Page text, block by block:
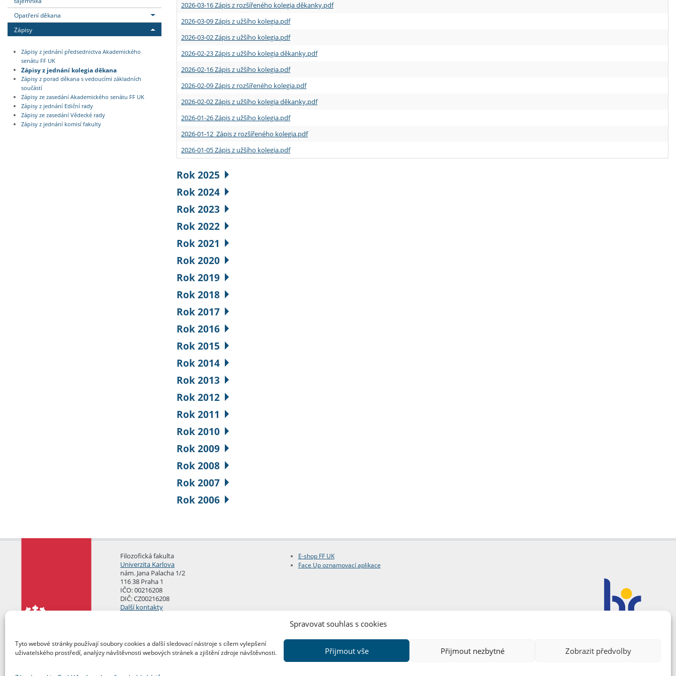
Spravovat souhlas s cookies
Tyto webové stránky používají soubory cookies a další sledovací nástroje s cílem vylepšení
uživatelského prostředí, analýzy návštěvnosti webových stránek a zjištění zdroje návštěvnosti.
Přijmout vše Přijmout nezbytné Zobrazit předvolby
Opatření děkana
Zápisy
Zápisy z jednání předsednictva Akademického
senátu FF UK
Zápisy z jednání kolegia děkana
Zápisy z porad děkana s vedoucími základních
součástí
Zápisy ze zasedání Akademického senátu FF UK
Zápisy z jednání Ediční rady
Zápisy ze zasedání Vědecké rady
Zápisy z jednání komisí fakulty
2026-03-16 Zápis z rozšířeného kolegia děkanky.pdf
2026-03-09 Zápis z užšího kolegia.pdf
2026-03-02 Zápis z užšího kolegia.pdf
2026-02-23 Zápis z užšího kolegia děkanky.pdf
2026-02-16 Zápis z užšího kolegia.pdf
2026-02-09 Zápis z rozšířeného kolegia.pdf
2026-02-02 Zápis z užšího kolegia děkanky.pdf
2026-01-26 Zápis z užšího kolegia.pdf
2026-01-12 Zápis z rozšířeného kolegia.pdf
2026-01-05 Zápis z užšího kolegia.pdf
Rok 2025
Rok 2024
Rok 2023
Rok 2022
Rok 2021
Rok 2020
Rok 2019
Rok 2018
Rok 2017
Rok 2016
Rok 2015
Rok 2014
Rok 2013
Rok 2012
Rok 2011
Rok 2010
Rok 2009
Rok 2008
Rok 2007
Rok 2006
Filozofická fakulta
Univerzita Karlova
nám. Jana Palacha 1/2
116 38 Praha 1
IČO: 00216208
DIČ: CZ00216208
Další kontakty
E-shop FF UK
Face Up oznamovací aplikace